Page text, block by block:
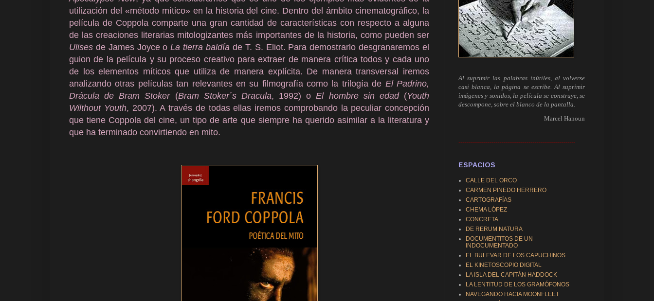
utilización del «método mítico» en la historia del cine. Dentro del ámbito cinematográfico, la
película de Coppola comparte una gran cantidad de características con respecto a alguna
de las creaciones literarias mitologizantes más importantes de la historia, como pueden ser
Ulises de James Joyce oLa tierra baldía de T. S. Eliot. Para demostrarlo desgranaremos el
guion de la película y su proceso creativo para extraer de manera crítica todos y cada uno
de los elementos míticos que utiliza de manera explícita. De manera transversal iremos
analizando otras películas tan relevantes en su filmografía como la trilogía de El Padrino,
Drácula de Bram Stoker(Bram Stoker´s Dracula, 1992) oEl hombre sin edad(Youth
Wilthout Youth, 2007). A través de todas ellas iremos comprobando la peculiar concepción
que tiene Coppola del cine, un tipo de arte que siempre ha querido asimilar a la literatura y
que ha terminado convirtiendo en mito.
Al suprimir las palabras inútiles, al volverse
casi blanca, la página se escribe. Al suprimir
imágenes y sonidos, la película se construye, se
descompone, sobre el blanco de la pantalla.
Marcel Hanoun
------------------------------------------------------------
ESPACIOS
CALLE DEL ORCO
CARMEN PINEDO HERRERO
CARTOGRAFÍAS
CHEMA LÓPEZ
CONCRETA
DE RERUM NATURA
DOCUMENTITOS DE UN
INDOCUMENTADO
EL BULEVAR DE LOS CAPUCHINOS
EL KINETOSCOPIO DIGITAL
LA ISLA DEL CAPITÁN HADDOCK
LA LENTITUD DE LOS GRAMÓFONOS
NAVEGANDO HACIA MOONFLEET